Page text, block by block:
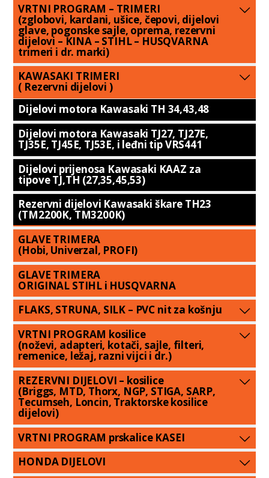
VRTNI PROGRAM – TRIMERI
(zglobovi, kardani, ušice, čepovi, dijelovi
glave, pogonske sajle, oprema, rezervni
dijelovi – KINA – STIHL – HUSQVARNA
trimeri i dr. marki)
KAWASAKI TRIMERI
( Rezervni dijelovi )
Dijelovi motora Kawasaki TH 34,43,48
Dijelovi motora Kawasaki TJ27, TJ27E,
TJ35E, TJ45E, TJ53E, i leđni tip VRS441
Dijelovi prijenosa Kawasaki KAAZ za
tipove TJ,TH (27,35,45,53)
Rezervni dijelovi Kawasaki škare TH23
(TM2200K, TM3200K)
GLAVE TRIMERA
(Hobi, Univerzal, PROFI)
GLAVE TRIMERA
ORIGINAL STIHL i HUSQVARNA
FLAKS, STRUNA, SILK – PVC nit za košnju
VRTNI PROGRAM kosilice
(noževi, adapteri, kotači, sajle, filteri,
remenice, ležaj, razni vijci i dr.)
REZERVNI DIJELOVI – kosilice
(Briggs, MTD, Thorx, NGP, STIGA, SARP,
Tecumseh, Loncin, Traktorske kosilice
dijelovi)
VRTNI PROGRAM prskalice KASEI
HONDA DIJELOVI